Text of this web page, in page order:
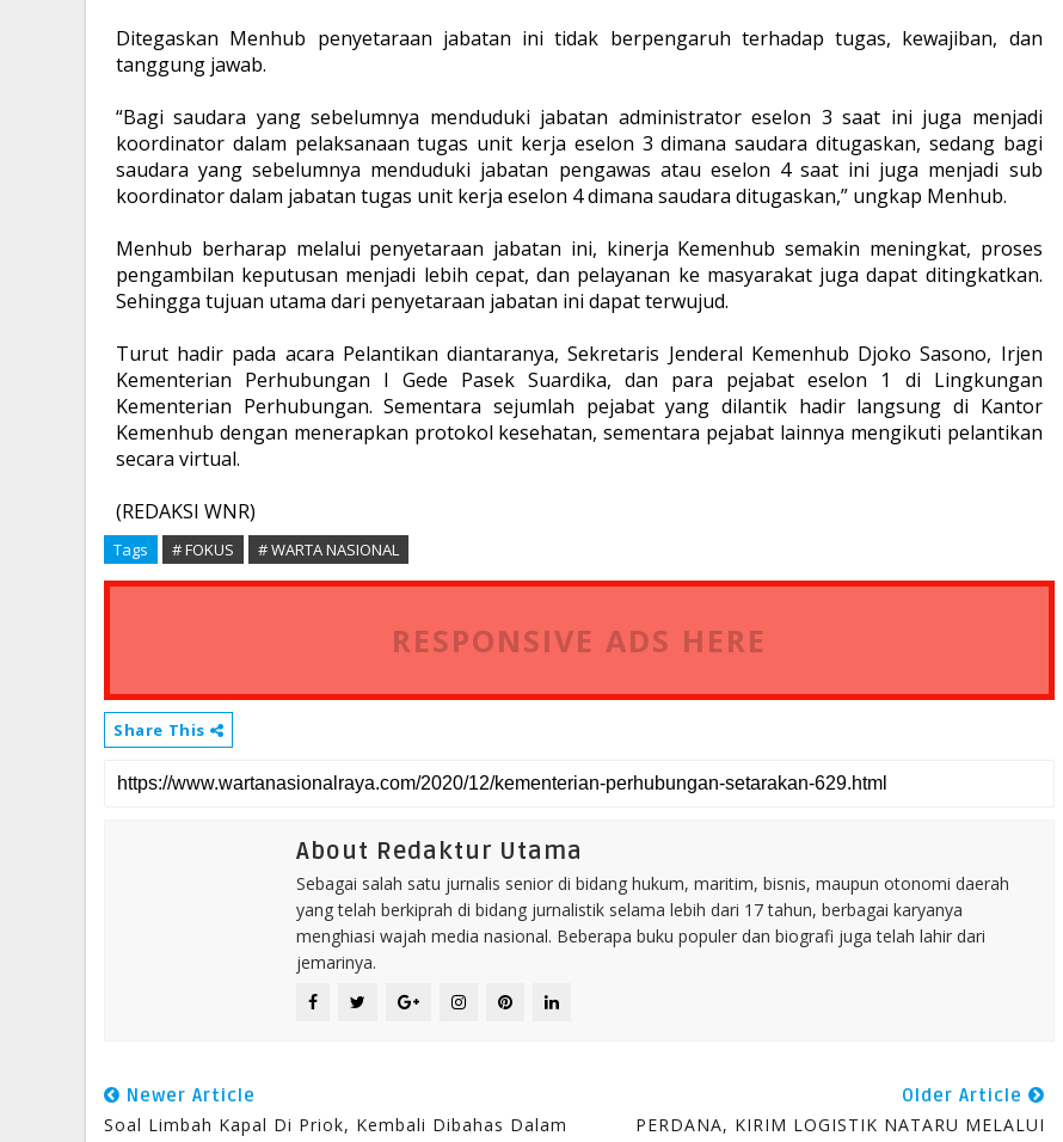
Ditegaskan Menhub penyetaraan jabatan ini tidak berpengaruh terhadap tugas, kewajiban, dan
tanggung jawab.
“Bagi saudara yang sebelumnya menduduki jabatan administrator eselon 3 saat ini juga menjadi
koordinator dalam pelaksanaan tugas unit kerja eselon 3 dimana saudara ditugaskan, sedang bagi
saudara yang sebelumnya menduduki jabatan pengawas atau eselon 4 saat ini juga menjadi sub
koordinator dalam jabatan tugas unit kerja eselon 4 dimana saudara ditugaskan,” ungkap Menhub.
Menhub berharap melalui penyetaraan jabatan ini, kinerja Kemenhub semakin meningkat, proses
pengambilan keputusan menjadi lebih cepat, dan pelayanan ke masyarakat juga dapat ditingkatkan.
Sehingga tujuan utama dari penyetaraan jabatan ini dapat terwujud.
Turut hadir pada acara Pelantikan diantaranya, Sekretaris Jenderal Kemenhub Djoko Sasono, Irjen
Kementerian Perhubungan I Gede Pasek Suardika, dan para pejabat eselon 1 di Lingkungan
Kementerian Perhubungan. Sementara sejumlah pejabat yang dilantik hadir langsung di Kantor
Kemenhub dengan menerapkan protokol kesehatan, sementara pejabat lainnya mengikuti pelantikan
secara virtual.
(REDAKSI WNR)
Tags # FOKUS # WARTA NASIONAL
RESPONSIVE ADS HERE
Share This
About Redaktur Utama
Sebagai salah satu jurnalis senior di bidang hukum, maritim, bisnis, maupun otonomi daerah
yang telah berkiprah di bidang jurnalistik selama lebih dari 17 tahun, berbagai karyanya
menghiasi wajah media nasional. Beberapa buku populer dan biografi juga telah lahir dari
jemarinya.
Newer Article
Soal Limbah Kapal Di Priok, Kembali Dibahas Dalam
Older Article
PERDANA, KIRIM LOGISTIK NATARU MELALUI